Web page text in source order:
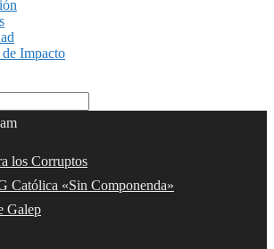
Impacto
los Corruptos
Católica «Sin Componenda»
Galep